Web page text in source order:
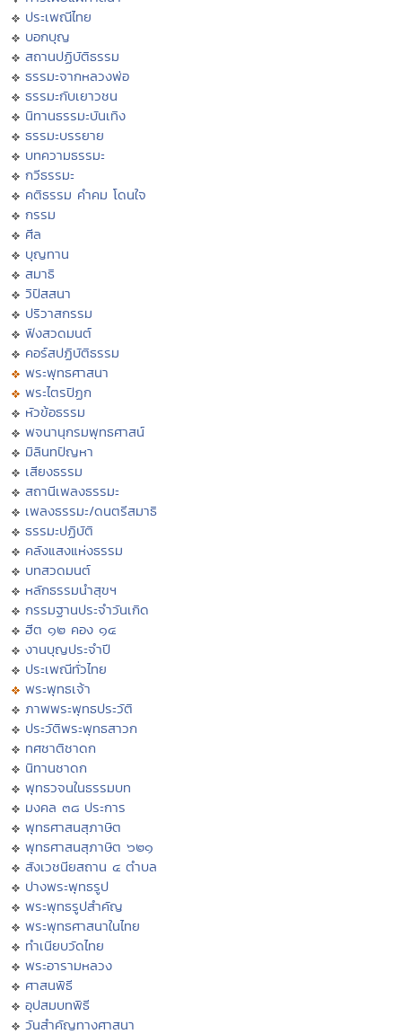
ประเพณีไทย
บอกบุญ
สถานปฏิบัติธรรม
ธรรมะจากหลวงพ่อ
ธรรมะกับเยาวชน
นิทานธรรมะบันเทิง
ธรรมะบรรยาย
บทความธรรมะ
กวีธรรมะ
คติธรรม คำคม โดนใจ
กรรม
ศีล
บุญทาน
สมาธิ
วิปัสสนา
ปริวาสกรรม
ฟังสวดมนต์
คอร์สปฏิบัติธรรม
พระพุทธศาสนา
พระไตรปิฏก
หัวข้อธรรม
พจนานุกรมพุทธศาสน์
มิลินทปัญหา
เสียงธรรม
สถานีเพลงธรรมะ
เพลงธรรมะ/ดนตรีสมาธิ
ธรรมะปฏิบัติ
คลังแสงแห่งธรรม
บทสวดมนต์
หลักธรรมนำสุขฯ
กรรมฐานประจำวันเกิด
ฮีต ๑๒ คอง ๑๔
งานบุญประจำปี
ประเพณีทั่วไทย
พระพุทธเจ้า
ภาพพระพุทธประวัติ
ประวัติพระพุทธสาวก
ทศชาติชาดก
นิทานชาดก
พุทธวจนในธรรมบท
มงคล ๓๘ ประการ
พุทธศาสนสุภาษิต
พุทธศาสนสุภาษิต ๖๒๑
สังเวชนียสถาน ๔ ตำบล
ปางพระพุทธรูป
พระพุทธรูปสำคัญ
พระพุทธศาสนาในไทย
ทำเนียบวัดไทย
พระอารามหลวง
ศาสนพิธี
อุปสมบทพิธี
วันสำคัญทางศาสนา